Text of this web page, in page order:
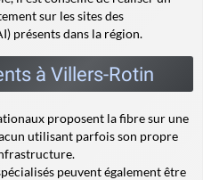
sur les sites des
présents dans la région.
à Villers-Rotin
proposent la fibre sur une
utilisant parfois son propre
peuvent également être